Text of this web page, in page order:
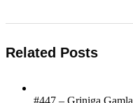
Related Posts
#447 – Griniga Gamla